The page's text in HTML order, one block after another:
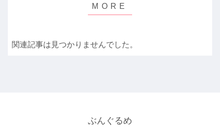
関連記事は見つかりませんでした。
ぶんぐるめ